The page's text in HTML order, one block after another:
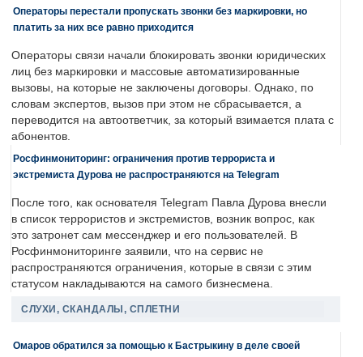
Операторы перестали пропускать звонки без маркировки, но
платить за них все равно приходится
Операторы связи начали блокировать звонки юридических
лиц без маркировки и массовые автоматизированные
вызовы, на которые не заключены договоры. Однако, по
словам экспертов, вызов при этом не сбрасывается, а
переводится на автоответчик, за который взимается плата с
абонентов.
Росфинмониторинг: ограничения против террориста и
экстремиста Дурова не распространяются на Telegram
После того, как основателя Telegram Павла Дурова внесли
в список террористов и экстремистов, возник вопрос, как
это затронет сам мессенджер и его пользователей. В
Росфинмониторинге заявили, что на сервис не
распространяются ограничения, которые в связи с этим
статусом накладываются на самого бизнесмена.
СЛУХИ, СКАНДАЛЫ, СПЛЕТНИ
Омаров обратился за помощью к Бастрыкину в деле своей